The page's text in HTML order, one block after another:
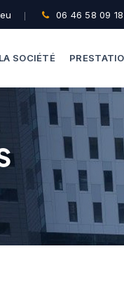
06 46 58 09 18
LA SOCIÉTÉ
Vitrine
Expertise